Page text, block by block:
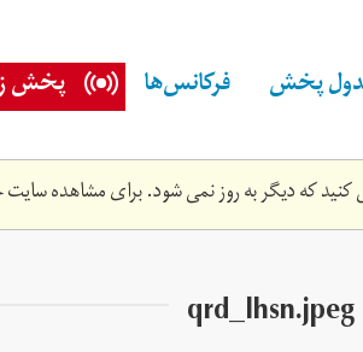
پخش فرکانس‌ها پخش
که دیگر به روز نمی شود. برای مشاهده
qrd_lhsn.jpeg